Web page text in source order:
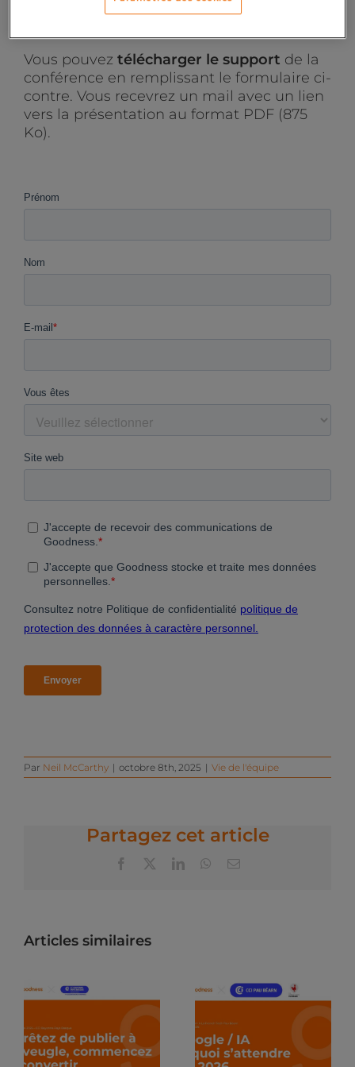
préparer à l’arrivée d’IA Overviews
Vous pouvez télécharger le support de la
conférence en remplissant le formulaire ci-
contre. Vous recevrez un mail avec un lien
vers la présentation au format PDF (875
Ko).
Par Neil McCarthy | octobre 8th, 2025 | Vie de l'équipe
Partagez cet article
Facebook LinkedInWhatsApp
Email
Articles similaires